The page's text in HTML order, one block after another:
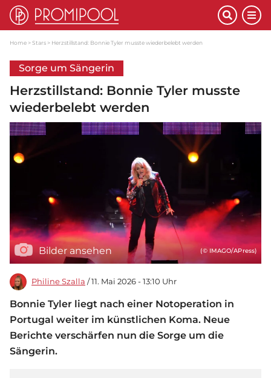
Home Stars Herzstillstand: Bonnie Tyler musste wiederbelebt werden
Sorge um Sängerin
Herzstillstand: Bonnie Tyler musste
wiederbelebt werden
Bilder ansehen (© IMAGO/APress)
Philine Szalla / 11. Mai 2026 - 13:10 Uhr
Bonnie Tyler liegt nach einer Notoperation in
Portugal weiter im künstlichen Koma. Neue
Berichte verschärfen nun die Sorge um die
Sängerin.